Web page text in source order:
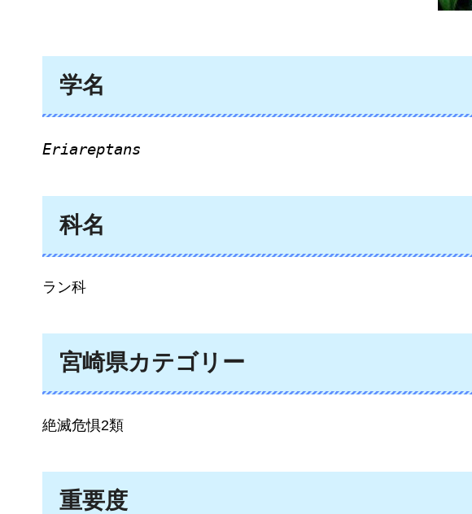
学名
Eriareptans
科名
ラン科
宮崎県カテゴリー
絶滅危惧2類
重要度